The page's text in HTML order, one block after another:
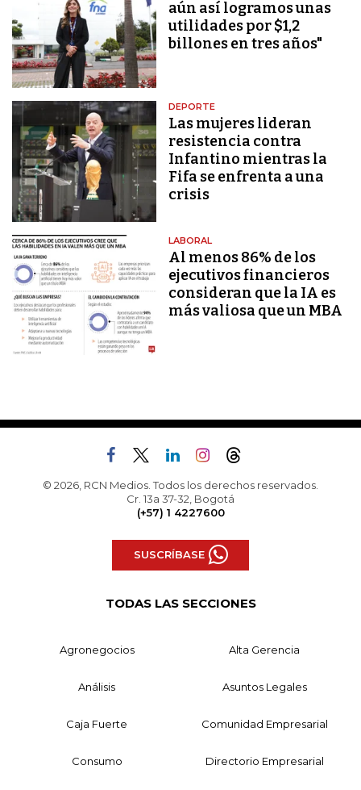
aún así logramos unas
utilidades por $1,2
billones en tres años"
DEPORTE
Las mujeres lideran
resistencia contra
Infantino mientras la
Fifa se enfrenta a una
crisis
LABORAL
Al menos 86% de los
ejecutivos financieros
consideran que la IA es
más valiosa que un MBA
© 2026, RCN Medios. Todos los derechos reservados.
Cr. 13a 37-32, Bogotá
(+57) 1 4227600
SUSCRÍBASE
TODAS LAS SECCIONES
Agronegocios Alta Gerencia
Análisis Asuntos Legales
Caja Fuerte Comunidad Empresarial
Consumo Directorio Empresarial